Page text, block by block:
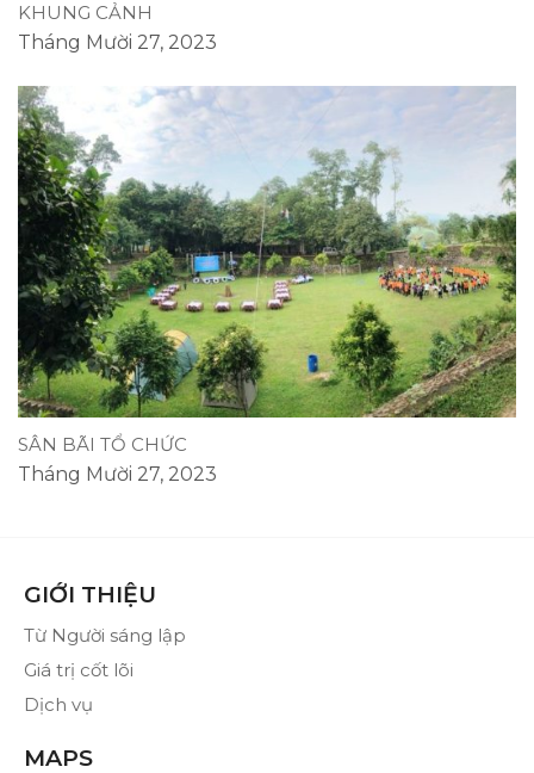
KHUNG CẢNH
Tháng Mười 27, 2023
SÂN BÃI TỔ CHỨC
Tháng Mười 27, 2023
GIỚI THIỆU
Từ Người sáng lập
Giá trị cốt lõi
Dịch vụ
MAPS